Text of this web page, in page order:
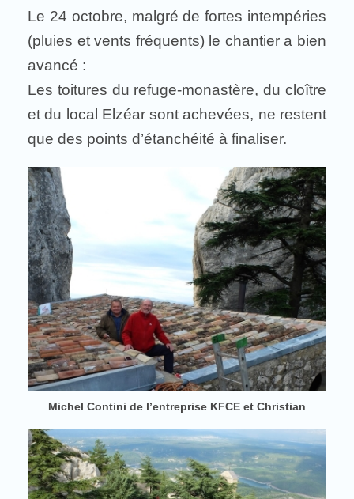
Le 24 octobre, malgré de fortes intempéries
(pluies et vents fréquents) le chantier a bien
avancé :
Les toitures du refuge-monastère, du cloître
et du local Elzéar sont achevées, ne restent
que des points d’étanchéité à finaliser.
Michel Contini de l’entreprise KFCE et Christian